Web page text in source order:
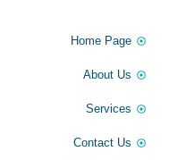
Home Page
About Us
Services
Contact Us